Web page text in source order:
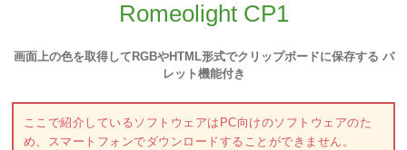
Romeolight CP1
画面上の色を取得してRGBやHTML形式でクリップボードに保存する パ
レット機能付き
ここで紹介しているソフトウェアはPC向けのソフトウェアのた
め、スマートフォンでダウンロードすることができません。